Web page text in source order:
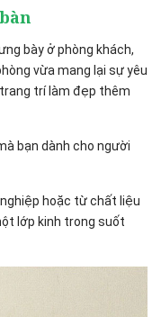
bày ở phòng khách,
vừa mang lại sự yêu
trí làm đẹp thêm
bạn dành cho người
hoặc từ chất liệu
lớp kinh trong suốt